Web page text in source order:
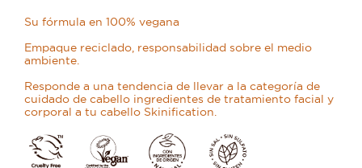
Su fórmula en 100% vegana
Empaque reciclado, responsabilidad sobre el medio
ambiente.
Responde a una tendencia de llevar a la categoría de
cuidado de cabello ingredientes de tratamiento facial y
corporal a tu cabello Skinification.